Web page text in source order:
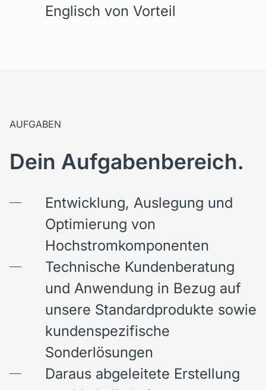
Englisch von Vorteil
AUFGABEN
Dein Aufgabenbereich.
Entwicklung, Auslegung und
Optimierung von
Hochstromkomponenten
Technische Kundenberatung
und Anwendung in Bezug auf
unsere Standardprodukte sowie
kundenspezifische
Sonderlösungen
Daraus abgeleitete Erstellung